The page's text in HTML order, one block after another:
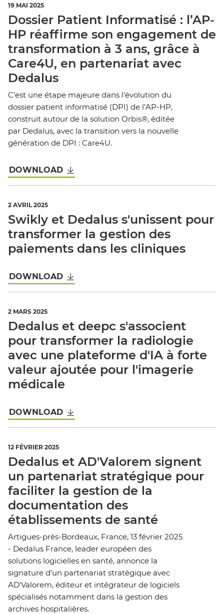
19 MAI 2025
Dossier Patient Informatisé : l’AP-
HP réaffirme son engagement de
transformation à 3 ans, grâce à
Care4U, en partenariat avec
Dedalus
C’est une étape majeure dans l'évolution du
dossier patient informatisé (DPI) de l’AP-HP,
construit autour de la solution Orbis®, éditée
par Dedalus, avec la transition vers la nouvelle
génération de DPI : Care4U.
DOWNLOAD
2 AVRIL 2025
Swikly et Dedalus s'unissent pour
transformer la gestion des
paiements dans les cliniques
DOWNLOAD
2 MARS 2025
Dedalus et deepc s'associent
pour transformer la radiologie
avec une plateforme d'IA à forte
valeur ajoutée pour l'imagerie
médicale
DOWNLOAD
12 FÉVRIER 2025
Dedalus et AD'Valorem signent
un partenariat stratégique pour
faciliter la gestion de la
documentation des
établissements de santé
Artigues-près-Bordeaux, France, 13 février 2025
- Dedalus France, leader européen des
solutions logicielles en santé, annonce la
signature d'un partenariat stratégique avec
AD'Valorem, éditeur et intégrateur de logiciels
spécialisés notamment dans la gestion des
archives hospitalières.